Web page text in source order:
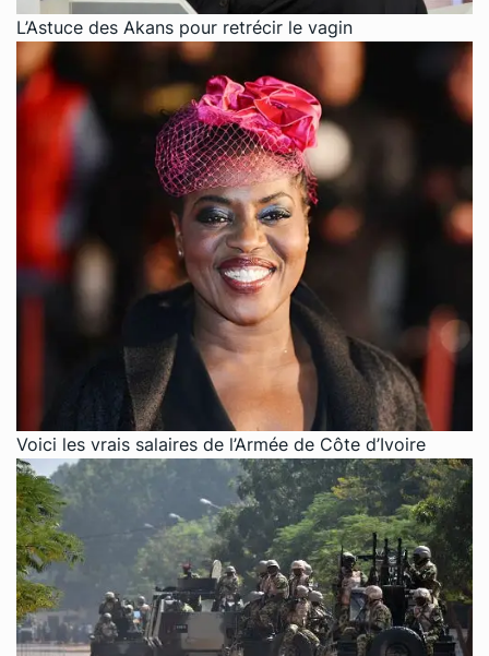
L’Astuce des Akans pour retrécir le vagin
Voici les vrais salaires de l’Armée de Côte d’Ivoire